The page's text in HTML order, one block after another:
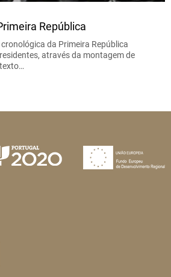
República
da Primeira República
através da montagem de